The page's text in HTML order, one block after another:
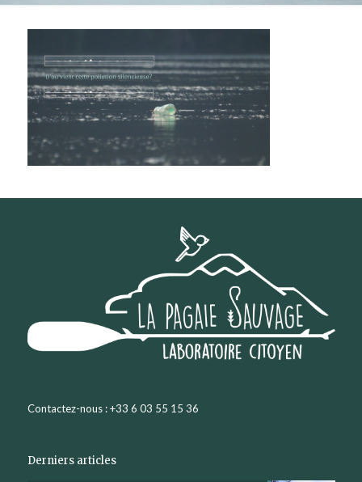
Contactez-nous : +33 6 03 55 15 36
Derniers articles